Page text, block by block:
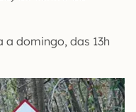
a domingo, das 13h